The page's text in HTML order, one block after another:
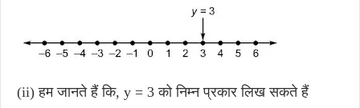
(ii) हम जानते हैं कि, y = 3 को निम्न प्रकार लिख सकते हैं